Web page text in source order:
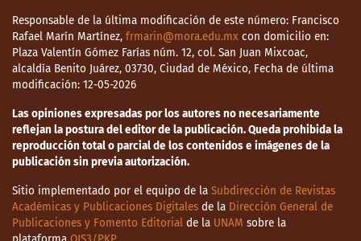
Responsable de la última modificación de este número: Francisco
Rafael Marín Martínez, frmarin@mora.edu.mx con domicilio en:
Plaza Valentín Gómez Farías núm. 12, col. San Juan Mixcoac,
alcaldía Benito Juárez, 03730, Ciudad de México, Fecha de última
modificación: 12-05-2026
Las opiniones expresadas por los autores no necesariamente
reflejan la postura del editor de la publicación. Queda prohibida la
reproducción total o parcial de los contenidos e imágenes de la
publicación sin previa autorización.
Sitio implementado por el equipo de la Subdirección de Revistas
Académicas y Publicaciones Digitales de la Dirección General de
Publicaciones y Fomento Editorial de la UNAM sobre la